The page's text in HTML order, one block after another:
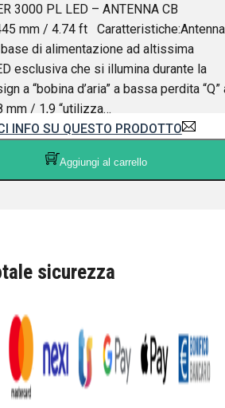
3000 PL LED – ANTENNA CB
mm / 4.74 ft Caratteristiche:Antenna
di alimentazione ad altissima
esclusiva che si illumina durante la
a “bobina d’aria” a bassa perdita “Q”
mm / 1,9 “utilizza…
INFO SU QUESTO PRODOTTO
Aggiungi al carrello
sicurezza